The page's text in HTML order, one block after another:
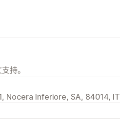
持。
Nocera Inferiore, SA, 84014, IT